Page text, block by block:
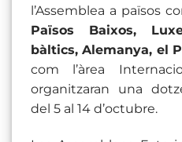
l’Assemblea a països
Països Baixos,
bàltics, Alemanya, el
com l’àrea
organitzaran una
del 5 al 14 d’octubre.